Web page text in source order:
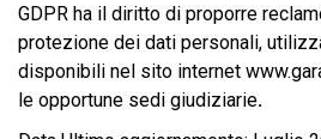
GDPR ha il diritto di proporre
protezione dei dati personali,
disponibili nel sito internet
le opportune sedi giudiziarie.